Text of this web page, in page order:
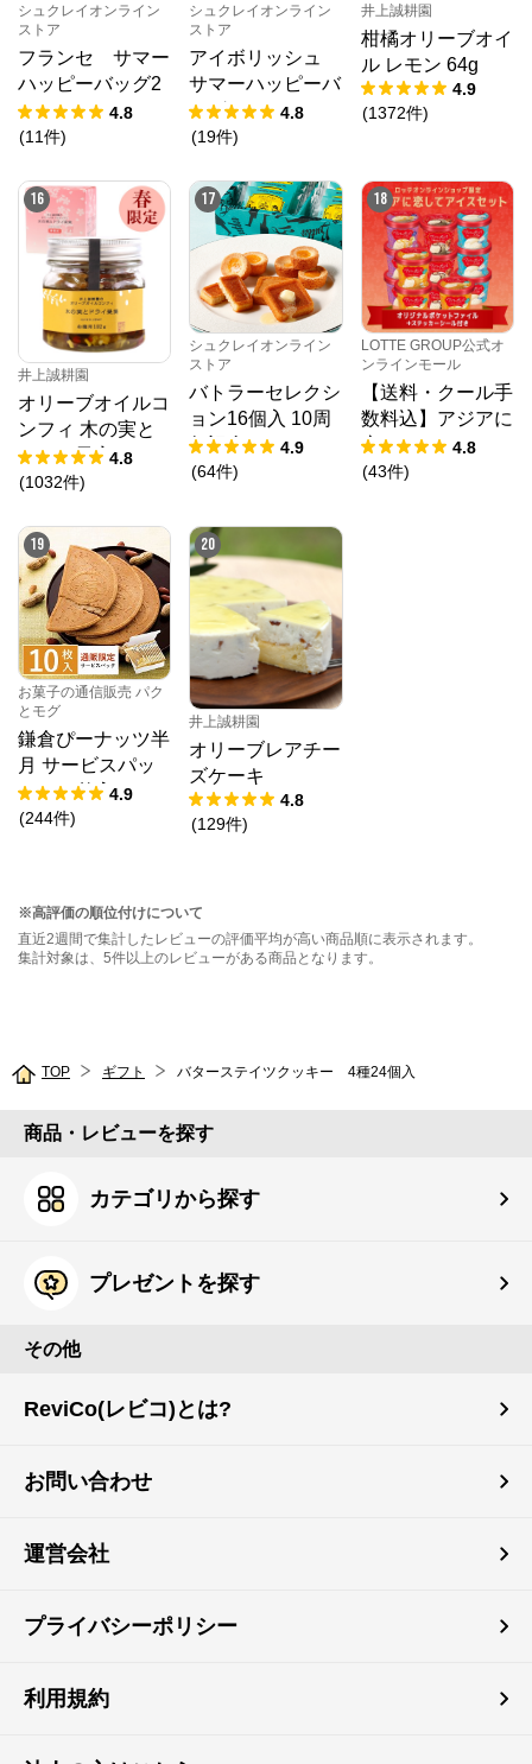
シュクレイオンライン
ストア
フランセ サマー
ハッピーバッグ2
026
4.8
(11件)
シュクレイオンライン
ストア
アイボリッシュ
サマーハッピーバ
ッグ2026 4.8
(19件)
井上誠耕園
柑橘オリーブオイ
ル レモン 64g
4.9
(1372件)
16
井上誠耕園
オリーブオイルコ
ンフィ 木の実と
ドライ果実 192g
春限定
4.8
(1032件)
17
シュクレイオンライン
ストア
バトラーセレクシ
ョン16個入 10周
年記念パッケージ
4.9
(64件)
18
LOTTE GROUP公式オ
ンラインモール
【送料・クール手
数料込】アジアに
恋してアイスセッ
ト（クリアファイ
4.8
(43件)
19
お菓子の通信販売 パク
とモグ
鎌倉ぴーナッツ半
月 サービスパッ
ク 10枚入4.9
(244件)
20
井上誠耕園
オリーブレアチー
ズケーキ
4.8
(129件)
※高評価の順位付けについて
直近2週間で集計したレビューの評価平均が高い商品順に表示されます。
集計対象は、5件以上のレビューがある商品となります。
TOP ギフト バターステイツクッキー 4種24個入
商品・レビューを探す
カテゴリから探す
プレゼントを探す
その他
ReviCo(レビコ)とは?
お問い合わせ
運営会社
プライバシーポリシー
利用規約